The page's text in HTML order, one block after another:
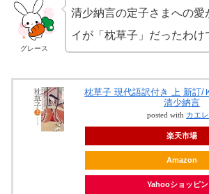
グレース
清少納言の定子さまへの愛
イが「枕草子」だったわけ
枕草子 現代語訳付き 上 新訂/
清少納言
posted with カエ
楽天市場
Amazon
Yahooショッピ